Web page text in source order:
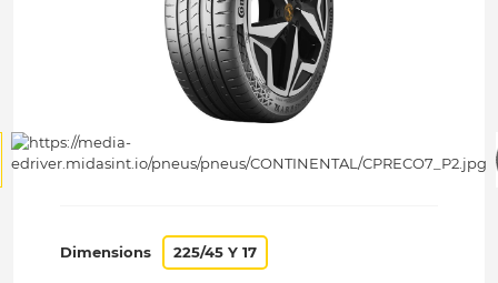
Dimensions 225/45 Y 17